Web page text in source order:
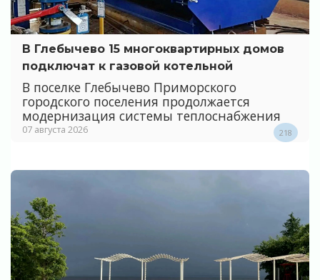
В Глебычево 15 многоквартирных домов
подключат к газовой котельной
В поселке Глебычево Приморского
городского поселения продолжается
модернизация системы теплоснабжения
07 августа 2026 218